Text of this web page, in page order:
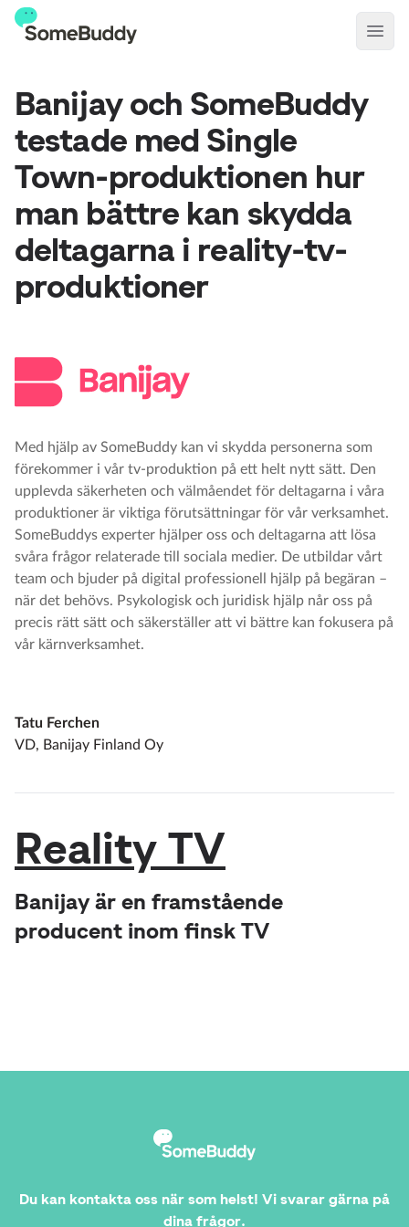
Banijay och SomeBuddy
testade med Single
Town-produktionen hur
man bättre kan skydda
deltagarna i reality-tv-
produktioner
Med hjälp av SomeBuddy kan vi skydda personerna som
förekommer i vår tv-produktion på ett helt nytt sätt. Den
upplevda säkerheten och välmåendet för deltagarna i våra
produktioner är viktiga förutsättningar för vår verksamhet.
SomeBuddys experter hjälper oss och deltagarna att lösa
svåra frågor relaterade till sociala medier. De utbildar vårt
team och bjuder på digital professionell hjälp på begäran –
när det behövs. Psykologisk och juridisk hjälp når oss på
precis rätt sätt och säkerställer att vi bättre kan fokusera på
vår kärnverksamhet.
Tatu Ferchen
VD, Banijay Finland Oy
Reality TV
Banijay är en framstående
producent inom finsk TV
Du kan kontakta oss när som helst! Vi svarar gärna på
dina frågor.